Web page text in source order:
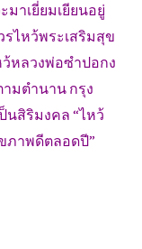
าเยี่ยมเยียนอยู่
ไหว้พระเสริมสุข
หลวงพ่อซำปอกง
มตำนาน กรุง
นสิริมงคล “ไหว้
ภาพดีตลอดปี”